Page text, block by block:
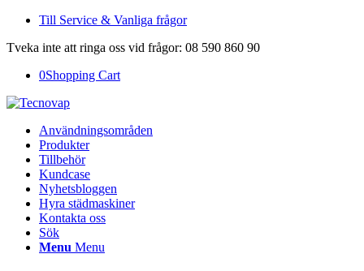
Till Service & Vanliga frågor
Tveka inte att ringa oss vid frågor: 08 590 860 90
0Shopping Cart
Användningsområden
Produkter
Tillbehör
Kundcase
Nyhetsbloggen
Hyra städmaskiner
Kontakta oss
Sök
Menu Menu